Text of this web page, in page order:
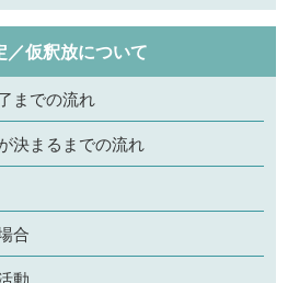
／仮釈放について
までの流れ
決まるまでの流れ
合
動